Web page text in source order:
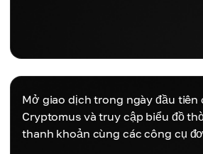
Mở giao dịch trong ngày đầu tiên
Cryptomus và truy cập biểu đồ
thanh khoản cùng các công cụ